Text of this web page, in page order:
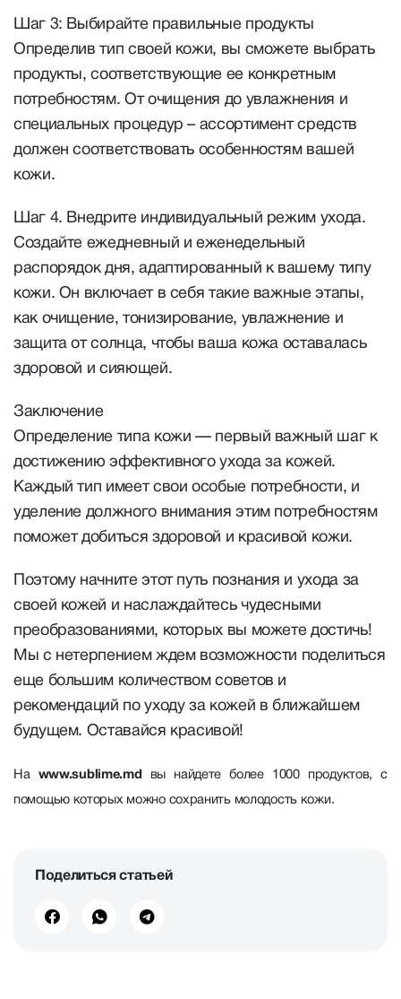
Шаг 3: Выбирайте правильные продукты
Определив тип своей кожи, вы сможете выбрать
продукты, соответствующие ее конкретным
потребностям. От очищения до увлажнения и
специальных процедур – ассортимент средств
должен соответствовать особенностям вашей
кожи.
Шаг 4. Внедрите индивидуальный режим ухода.
Создайте ежедневный и еженедельный
распорядок дня, адаптированный к вашему типу
кожи. Он включает в себя такие важные этапы,
как очищение, тонизирование, увлажнение и
защита от солнца, чтобы ваша кожа оставалась
здоровой и сияющей.
Заключение
Определение типа кожи — первый важный шаг к
достижению эффективного ухода за кожей.
Каждый тип имеет свои особые потребности, и
уделение должного внимания этим потребностям
поможет добиться здоровой и красивой кожи.
Поэтому начните этот путь познания и ухода за
своей кожей и наслаждайтесь чудесными
преобразованиями, которых вы можете достичь!
Мы с нетерпением ждем возможности поделиться
еще большим количеством советов и
рекомендаций по уходу за кожей в ближайшем
будущем. Оставайся красивой!
На www.sublime.md вы найдете более 1000 продуктов, с
помощью которых можно сохранить молодость кожи.
Поделиться статьей